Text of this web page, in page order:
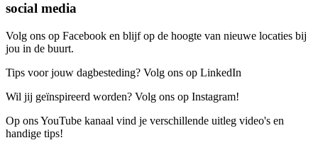
social media
Volg ons op Facebook en blijf op de hoogte van nieuwe locaties bij
jou in de buurt.
Tips voor jouw dagbesteding? Volg ons op LinkedIn
Wil jij geïnspireerd worden? Volg ons op Instagram!
Op ons YouTube kanaal vind je verschillende uitleg video's en
handige tips!